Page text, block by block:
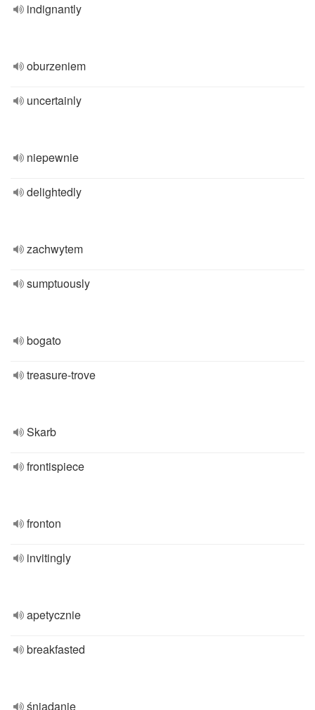
indignantly
oburzeniem
uncertainly
niepewnie
delightedly
zachwytem
sumptuously
bogato
treasure-trove
Skarb
frontispiece
fronton
invitingly
apetycznie
breakfasted
śniadanie